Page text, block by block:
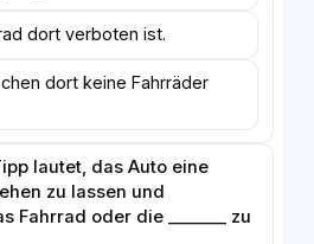
dort verboten ist.
dort keine Fahrräder
lautet, das Auto eine
zu lassen und
Fahrrad oder die _______ zu